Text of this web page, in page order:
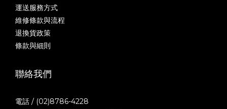
運送服務方式
維修條款與流程
退換貨政策
條款與細則
聯絡我們
電話 / (02)8786-4228